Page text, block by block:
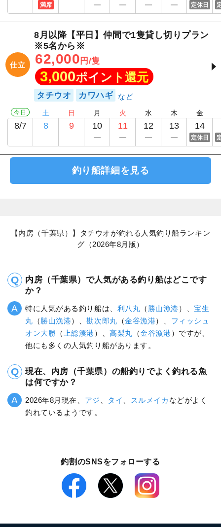
満席 定休日
仕立
8月以降【平日】仲間で1隻貸し切りプラン
※5名から※
62,000 円/隻
3,000ポイント還元
タチウオ カワハギ
今日
8/7
土
8
日
9
月
10
火
11
水
12
木
13
金
14
定休日
釣り船詳細を見る
【内房（千葉県）】タチウオが釣れる人気釣り船ランキン
グ（2026年8月版）
内房（千葉県）で人気がある釣り船はどこです
か？
特に人気がある釣り船は、 利八丸 （ 勝山漁港 ）、宝生
丸 （勝山漁港）、勘次郎丸 （金谷漁港）、 フィッシュ
オン大勝 （ 上総湊港 ）、高梨丸 （金谷漁港 ）ですが、
他にも多くの人気釣り船があります。
現在、内房（千葉県）の船釣りでよく釣れる魚
は何ですか？
2026年8月現在、 アジ タイ スルメイカ などがよく
釣れているようです。
釣割のSNSをフォローする